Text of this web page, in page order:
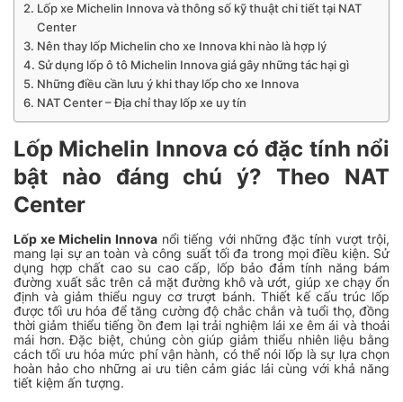
Lốp xe Michelin Innova và thông số kỹ thuật chi tiết tại NAT
Center
Nên thay lốp Michelin cho xe Innova khi nào là hợp lý
Sử dụng lốp ô tô Michelin Innova giả gây những tác hại gì
Những điều cần lưu ý khi thay lốp cho xe Innova
NAT Center – Địa chỉ thay lốp xe uy tín
Lốp Michelin Innova có đặc tính nổi
bật nào đáng chú ý? Theo NAT
Center
Lốp xe Michelin Innova nổi tiếng với những đặc tính vượt trội,
mang lại sự an toàn và công suất tối đa trong mọi điều kiện. Sử
dụng hợp chất cao su cao cấp, lốp bảo đảm tính năng bám
đường xuất sắc trên cả mặt đường khô và ướt, giúp xe chạy ổn
định và giảm thiểu nguy cơ trượt bánh. Thiết kế cấu trúc lốp
được tối ưu hóa để tăng cường độ chắc chắn và tuổi thọ, đồng
thời giảm thiểu tiếng ồn đem lại trải nghiệm lái xe êm ái và thoải
mái hơn. Đặc biệt, chúng còn giúp giảm thiểu nhiên liệu bằng
cách tối ưu hóa mức phí vận hành, có thể nói lốp là sự lựa chọn
hoàn hảo cho những ai ưu tiên cảm giác lái cùng với khả năng
tiết kiệm ấn tượng.